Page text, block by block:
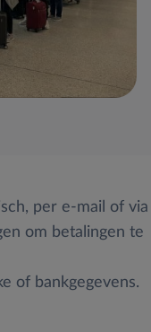
per e-mail of via
om betalingen te
of bankgegevens.